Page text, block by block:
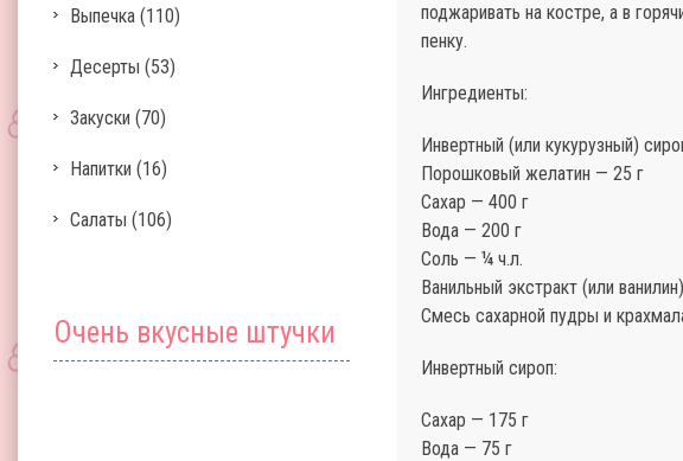
Выпечка (110)
Десерты (53)
Закуски (70)
Напитки (16)
Салаты (106)
Очень вкусные штучки
поджаривать на костре, а в
пенку.
Ингредиенты:
Инвертный (или кукурузный)
Порошковый желатин — 25 г
Сахар — 400 г
Вода — 200 г
Соль — ¼ ч.л.
Ванильный экстракт (или
Смесь сахарной пудры и
Инвертный сироп:
Сахар — 175 г
Вода — 75 г